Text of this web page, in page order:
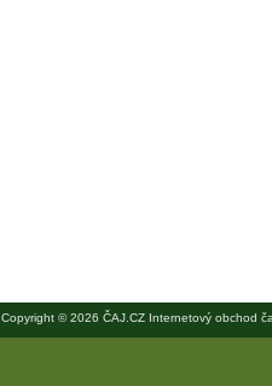
Copyright © 2026 ČAJ.CZ Internetový obchod